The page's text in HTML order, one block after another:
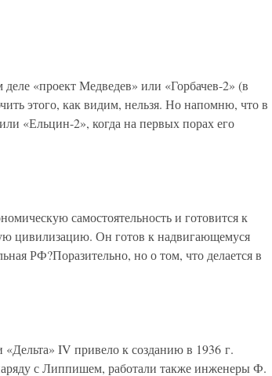
«проект Медведев» или «Горбачев-2» (в
этого, как видим, нельзя. Но напомню, что в
«Ельцин-2», когда на первых порах его
самостоятельность и готовится к
цивилизацию. Он готов к надвигающемуся
РФ?Поразительно, но о том, что делается в
IV привело к созданию в 1936 г.
с Липпишем, работали также инженеры Ф.